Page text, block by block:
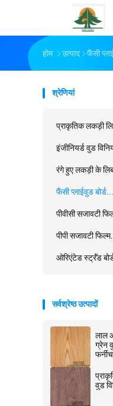
होम उत्पाद फैंसी
श्रेणियां
प्राकृतिक लकड़ी
इंजीनियर्ड वुड
रंगे हुए लकड़ी के
फैंसी प्लाईवुड बोर्ड...
पीवीसी सजावटी
पीपी सजावटी
ओरिएंटेड स्ट्रॅंड
सर्वश्रेष्ठ उत्पादों
लाल
ग्रेन
वुड